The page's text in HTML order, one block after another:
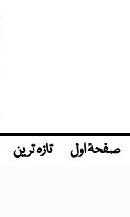
صفحۂ اول تازہ ترین